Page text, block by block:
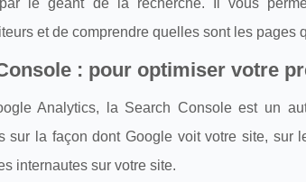
par le géant de la recherche. Il vous
et de comprendre quelles sont les pages
: pour optimiser votre
Analytics, la Search Console est un
sur la façon dont Google voit votre site, sur
internautes sur votre site.